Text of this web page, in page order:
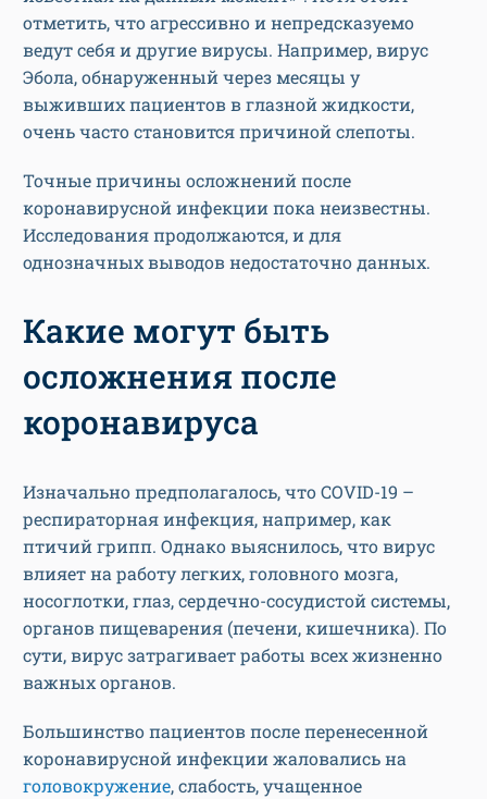
отметить, что агрессивно и непредсказуемо
ведут себя и другие вирусы. Например, вирус
Эбола, обнаруженный через месяцы у
выживших пациентов в глазной жидкости,
очень часто становится причиной слепоты.
Точные причины осложнений после
коронавирусной инфекции пока неизвестны.
Исследования продолжаются, и для
однозначных выводов недостаточно данных.
Какие могут быть
осложнения после
коронавируса
Изначально предполагалось, что COVID-19 –
респираторная инфекция, например, как
птичий грипп. Однако выяснилось, что вирус
влияет на работу легких, головного мозга,
носоглотки, глаз, сердечно-сосудистой системы,
органов пищеварения (печени, кишечника). По
сути, вирус затрагивает работы всех жизненно
важных органов.
Большинство пациентов после перенесенной
коронавирусной инфекции жаловались на
головокружение, слабость, учащенное